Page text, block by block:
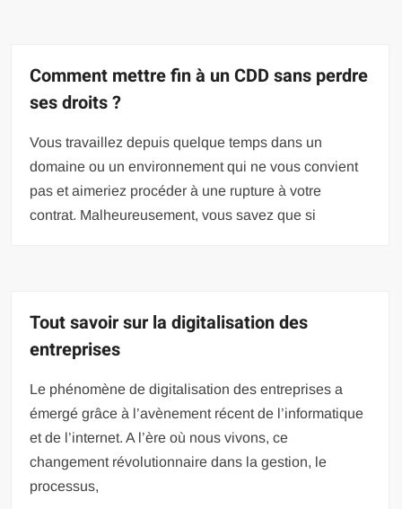
Comment mettre fin à un CDD sans perdre
ses droits ?
Vous travaillez depuis quelque temps dans un
domaine ou un environnement qui ne vous convient
pas et aimeriez procéder à une rupture à votre
contrat. Malheureusement, vous savez que si
Tout savoir sur la digitalisation des
entreprises
Le phénomène de digitalisation des entreprises a
émergé grâce à l’avènement récent de l’informatique
et de l’internet. A l’ère où nous vivons, ce
changement révolutionnaire dans la gestion, le
processus,